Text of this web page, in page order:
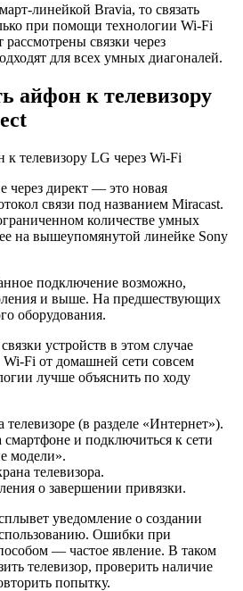
линейкой Bravia, то связать
при помощи технологии Wi-Fi
связки через
для всех умных диагоналей.
айфон к телевизору
телевизору LG через Wi-Fi
через директ — это новая
связи под названием Miracast.
количестве умных
на вышеупомянутой линейке Sony
подключение возможно,
и выше. На предшествующих
оборудования.
устройств в этом случае
Fi от домашней сети совсем
лучше объяснить по ходу
телевизоре (в разделе «Интернет»).
и подключиться к сети
модели».
телевизора.
о завершении привязки.
уведомление о создании
Ошибки при
— частое явление. В таком
телевизор, проверить наличие
попытку.